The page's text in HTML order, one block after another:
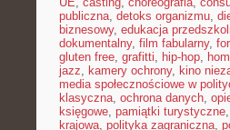
publiczna, detoks organizmu,
biznesowy, edukacja
dokumentalny, film fabularny,
gluten free, grafitti, hip-hop,
jazz, kamery ochrony, kino
media społecznościowe w
klasyczna, ochrona danych,
księgowe, pamiątki turystyczne,
krajowa, polityka zagraniczna,